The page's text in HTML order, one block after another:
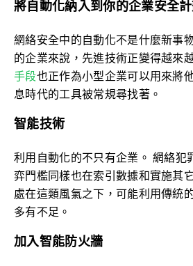
將自動化納入到你的企業安全
網絡安全中的自動化不是什麼新事
的企業來說，先進技術正變得越來
手段也正作為小型企業可以用來將
息時代的工具被常規尋找著。
智能技術
利用自動化的不只有企業。 網絡犯
弈門檻同樣也在索引數據和實施其
處在這類風氣之下，可能利用傳統
多有不足。
加入智能防火牆